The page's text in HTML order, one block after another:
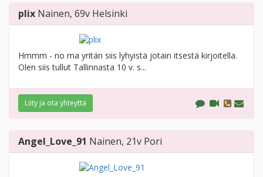
plix Nainen, 69v Helsinki
Hmmm - no ma yritän siis lyhyistä jotain itsestä kirjoitella.
Olen siis tullut Tallinnasta 10 v. s...
Liity ja ota yhteyttä
Angel_Love_91 Nainen, 21v Pori